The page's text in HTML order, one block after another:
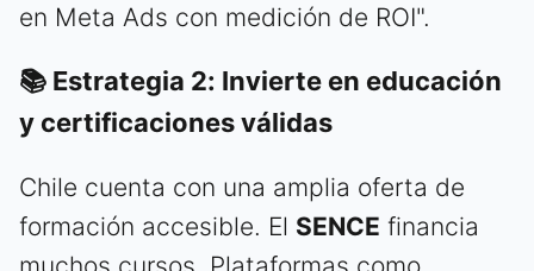
en Meta Ads con medición de ROI".
📚 Estrategia 2: Invierte en educación
y certificaciones válidas
Chile cuenta con una amplia oferta de
formación accesible. El SENCE financia